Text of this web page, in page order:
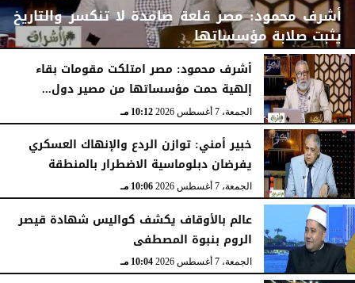
أشرف محمود: مصر قلعة صامدة لا تنكسر والتاريخ
يثبت صلابة مؤسساتها
الجمعة، 7 أغسطس 2026 10:15 مـ
أشرف محمود: مصر امتلكت مقومات بقاء
إلهية حمت مؤسساتها من مصير دول...
الجمعة، 7 أغسطس 2026 10:12 مـ
خبير أمني: توازن الردع والإنهاك العسكري
يفرضان دبلوماسية الاضطرار بالمنطقة
الجمعة، 7 أغسطس 2026 10:06 مـ
عالم بالأوقاف يكشف كواليس شهادة قيصر
الروم بنبوة المصطفى
الجمعة، 7 أغسطس 2026 10:04 مـ